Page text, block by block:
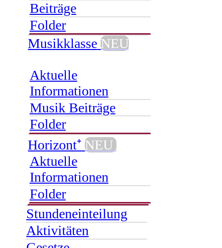
Beiträge
Folder
Musikklasse NEU
Aktuelle
Informationen
Musik Beiträge
Folder
Horizont⁺ NEU
Aktuelle
Informationen
Folder
Stundeneinteilung
Aktivitäten